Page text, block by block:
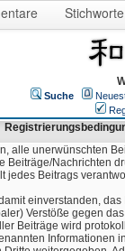
Stichworte
Suche
alle unerwünschten
Nachrichten
jedes Beitrags
einverstanden,
Verstöße gegen
Beiträge wird
Informationen